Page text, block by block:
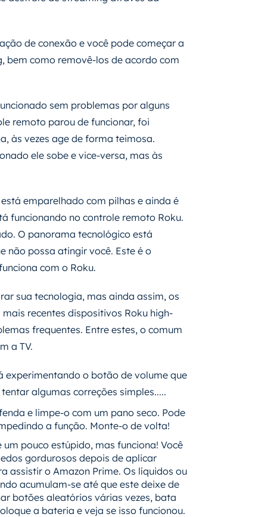
de conexão e você pode começar a
bem como removê-los de acordo com
sem problemas por alguns
remoto parou de funcionar, foi
às vezes age de forma teimosa.
ele sobe e vice-versa, mas às
emparelhado com pilhas e ainda é
funcionando no controle remoto Roku.
O panorama tecnológico está
não possa atingir você. Este é o
com o Roku.
sua tecnologia, mas ainda assim, os
recentes dispositivos Roku high-
frequentes. Entre estes, o comum
a TV.
experimentando o botão de volume que
algumas correções simples.....
e limpe-o com um pano seco. Pode
a função. Monte-o de volta!
pouco estúpido, mas funciona! Você
gordurosos depois de aplicar
assistir o Amazon Prime. Os líquidos ou
acumulam-se até que este deixe de
botões aleatórios várias vezes, bata
a bateria e veja se isso funcionou.